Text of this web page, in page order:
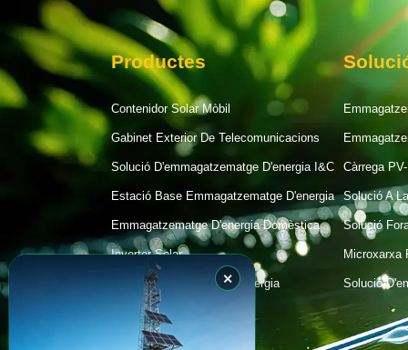
Productes
Contenidor Solar Mòbil
Gabinet Exterior De Telecomunicacions
Solució D'emmagatzematge D'energia I&C
Estació Base Emmagatzematge D'energia
Emmagatzematge D'energia Domèstica
Inverter Solar
Sistema De Gestió De L’energia
Panell Solar
Bateria Solar
Càrrega
Solució A
Solució
Microxarxa
Solució
✕